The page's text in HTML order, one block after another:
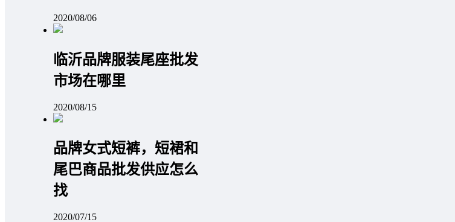
2020/08/06
临沂品牌服装尾座批发
市场在哪里
2020/08/15
品牌女式短裤，短裙和
尾巴商品批发供应怎么
找
2020/07/15